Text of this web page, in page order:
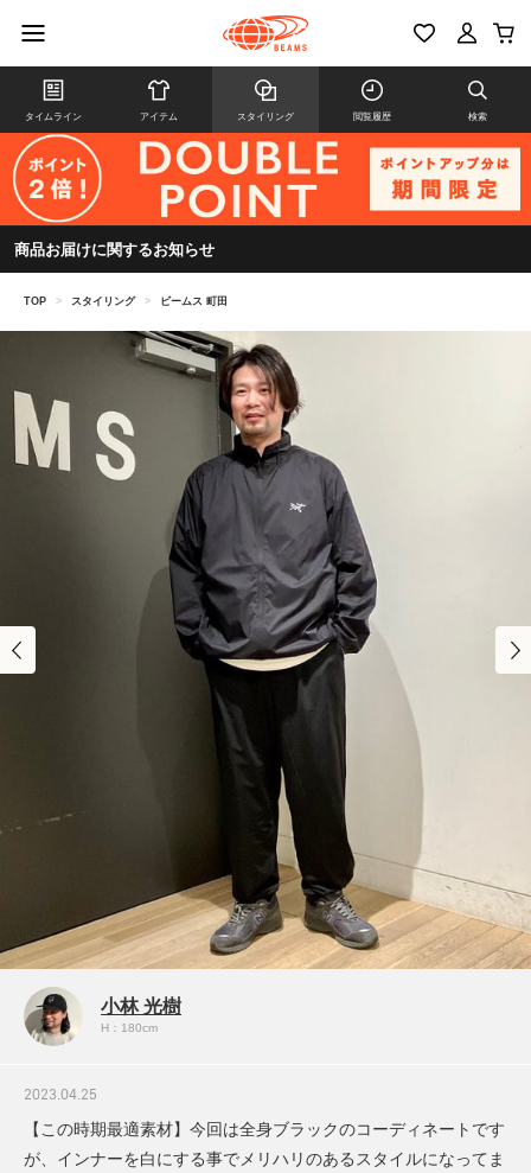
タイムライン アイテム スタイリング 閲覧履歴 検索
商品お届けに関するお知らせ
TOP > スタイリング > ビームス 町田
小林 光樹
H：180cm
2023.04.25
【この時期最適素材】今回は全身ブラックのコーディネートです
が、インナーを白にする事でメリハリのあるスタイルになってま